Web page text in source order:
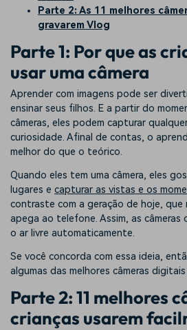
Parte 2: As 11 melhores
gravarem Vlog
Parte 1: Por que as
usar uma câmera
Aprender com imagens pode ser
ensinar seus filhos. E a partir do
câmeras, eles podem capturar
curiosidade. Afinal de contas, o
melhor do que o teórico.
Quando eles tem uma câmera, eles
lugares e capturar as vistas e os
contraste com a geração de hoje, que
apega ao telefone. Assim, as câmeras
o ar livre automaticamente.
Se você concorda com essa ideia,
algumas das melhores câmeras
Parte 2: 11 melhores
crianças usarem